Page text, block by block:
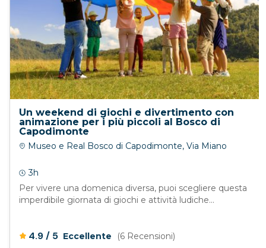
Un weekend di giochi e divertimento con
animazione per i più piccoli al Bosco di
Capodimonte
Museo e Real Bosco di Capodimonte, Via Miano
3h
Per vivere una domenica diversa, puoi scegliere questa
imperdibile giornata di giochi e attività ludiche...
4.9 / 5 Eccellente (6 Recensioni)